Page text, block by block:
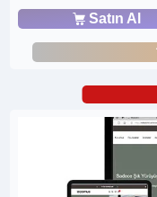
Satın Al